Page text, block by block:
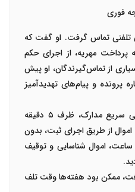
فوری
تلفنی تماس گرفت. او گفت که
مهریه، از اجرای حکم
از تماس‌گیرندگان، او پیش
پرونده و پیام‌های تهدیدآمیز
سریع مدارک، ظرف ۵ دقیقه
اموال از طریق اجرای ثبت، بدون
ساعت، اموال شناسایی و توقیف
.
ممکن بود هفته‌ها وقت تلف